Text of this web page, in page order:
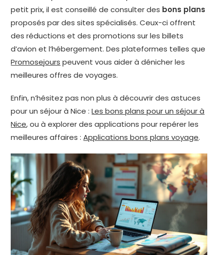
petit prix, il est conseillé de consulter des bons plans
proposés par des sites spécialisés. Ceux-ci offrent
des réductions et des promotions sur les billets
d’avion et l’hébergement. Des plateformes telles que
Promosejours peuvent vous aider à dénicher les
meilleures offres de voyages.
Enfin, n’hésitez pas non plus à découvrir des astuces
pour un séjour à Nice :Les bons plans pour un séjour à
Nice, ou à explorer des applications pour repérer les
meilleures affaires :Applications bons plans voyage.